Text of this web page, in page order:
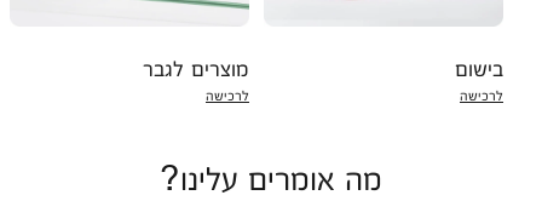
בישום
לרכישה
מוצרים לגבר
לרכישה
מה אומרים עלינו?